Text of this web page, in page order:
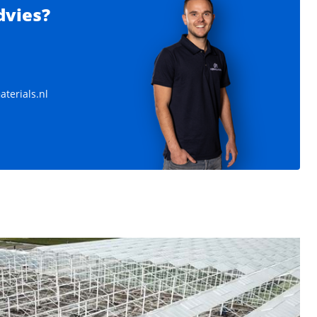
Venlo kas 8,00 m 9.918 m²
Tralie 8,00 m - Vakmaat 4,50 m -
Poothoogte 4,00 m